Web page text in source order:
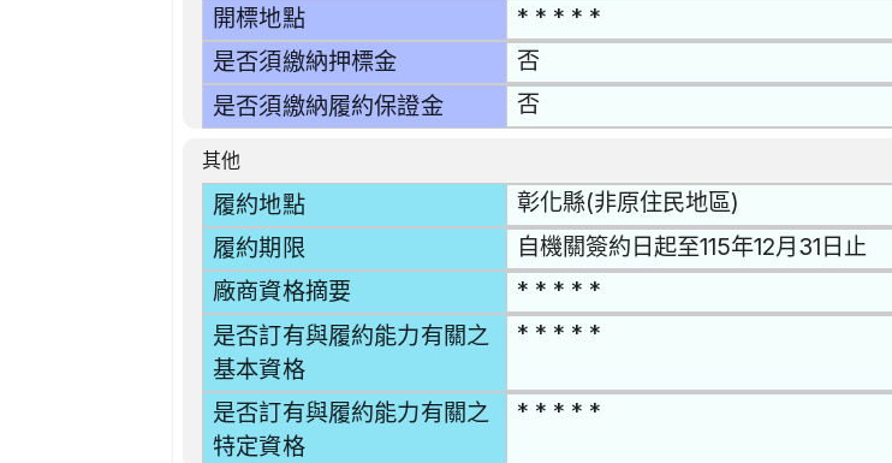
開標地點 * * * * *
是否須繳納押標金 否
是否須繳納履約保證金 否
其他
履約地點 彰化縣(非原住民地區)
履約期限 自機關簽約日起至115年12月31日止
廠商資格摘要 * * * * *
是否訂有與履約能力有關之
基本資格
* * * * *
是否訂有與履約能力有關之
特定資格
* * * * *